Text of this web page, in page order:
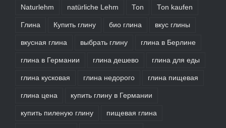
Naturlehm natürliche Lehm Ton Ton kaufen
Глина Купить глину био глина вкус глины
вкусная глина выбрать глину глина в Берлине
глина в Германии глина дешево глина для еды
глина кусковая глина недорого глина пищевая
глина цена купить глину в Германии
купить пиленую глину пищевая глина